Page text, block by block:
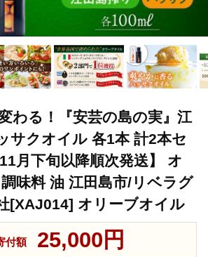
わる！『安芸の島の実』江
サクオイル 各1本 計2本セ
月下旬以降順次発送】 オ
味料 油 江田島市/リベラグ
[XAJ014] オリーブオイル
付額 25,000円